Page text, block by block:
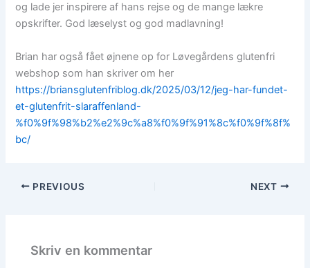
og lade jer inspirere af hans rejse og de mange lækre
opskrifter. God læselyst og god madlavning!
Brian har også fået øjnene op for Løvegårdens glutenfri
webshop som han skriver om her
https://briansglutenfriblog.dk/2025/03/12/jeg-har-fundet-
et-glutenfrit-slaraffenland-
%f0%9f%98%b2%e2%9c%a8%f0%9f%91%8c%f0%9f%8f%
bc/
PREVIOUS NEXT
Skriv en kommentar